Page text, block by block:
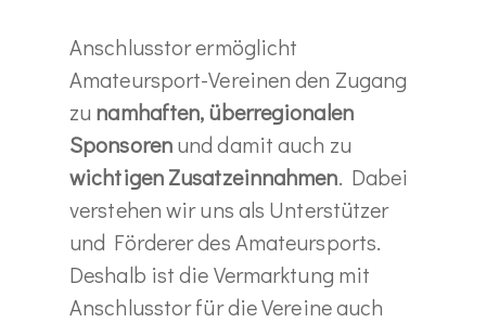
Anschlusstor ermöglicht
Amateursport-Vereinen den Zugang
zu namhaften, überregionalen
Sponsorenund damit auch zu
wichtigen Zusatzeinnahmen. Dabei
verstehen wir uns als Unterstützer
und Förderer des Amateursports.
Deshalb ist die Vermarktung mit
Anschlusstor für die Vereine auch